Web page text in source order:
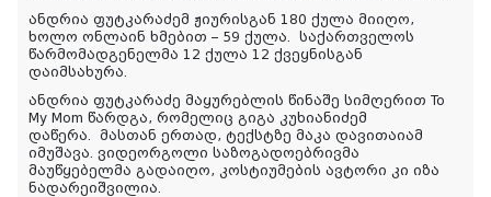
ანდრია ფუტკარაძემ ჟიურისგან 180 ქულა მიიღო,
ხოლო ონლაინ ხმებით – 59 ქულა. საქართველოს
წარმომადგენელმა 12 ქულა 12 ქვეყნისგან
დაიმსახურა.
ანდრია ფუტკარაძე მაყურებლის წინაშე სიმღერით To
My Mom წარდგა, რომელიც გიგა კუხიანიძემ
დაწერა. მასთან ერთად, ტექსტზე მაკა დავითაიამ
იმუშავა. ვიდეორგოლი საზოგადოებრივმა
მაუწყებელმა გადაიღო, კოსტიუმების ავტორი კი იზა
ნადარეიშვილია.